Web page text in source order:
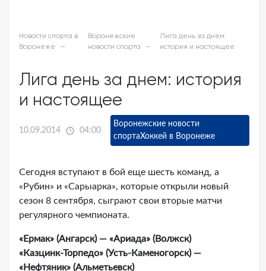
Новости спорта в
Воронеже
Воронежские
новости спорта
Лига день за днем:
история и настоящее
Лига день за днем: история
и настоящее
10.09.2014 04:00
Воронежские новости
спортаХоккей в Воронеже
Сегодня вступают в бой еще шесть команд, а
«Рубин» и «Сарыарка», которые открыли новый
сезон 8 сентября, сыграют свои вторые матчи
регулярного чемпионата.
«Ермак» (Ангарск) — «Ариада» (Волжск)
«Казцинк-Торпедо» (Усть-Каменогорск) —
«Нефтяник» (Альметьевск)